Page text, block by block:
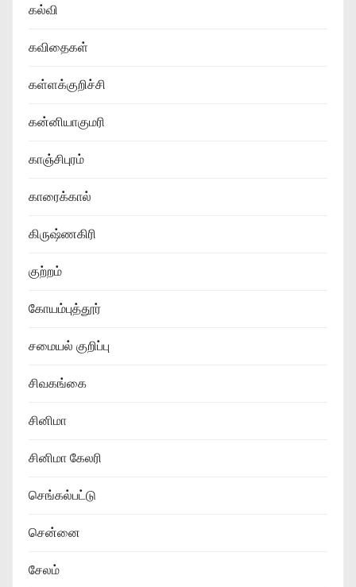
கல்வி
கவிதைகள்
கள்ளக்குறிச்சி
கன்னியாகுமரி
காஞ்சிபுரம்
காரைக்கால்
கிருஷ்ணகிரி
குற்றம்
கோயம்புத்தூர்
சமையல் குறிப்பு
சிவகங்கை
சினிமா
சினிமா கேலரி
செங்கல்பட்டு
சென்னை
சேலம்